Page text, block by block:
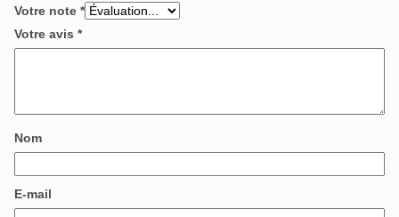
Votre note *
Votre avis *
Nom
E-mail